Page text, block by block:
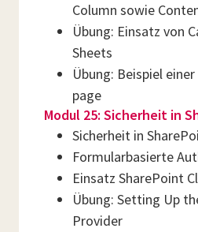
Column sowie
Übung: Einsatz von
Sheets
Übung: Beispiel
page
Modul 25: Sicherheit in
Sicherheit in
Formularbasierte
Einsatz SharePoint
Übung: Setting Up
Provider